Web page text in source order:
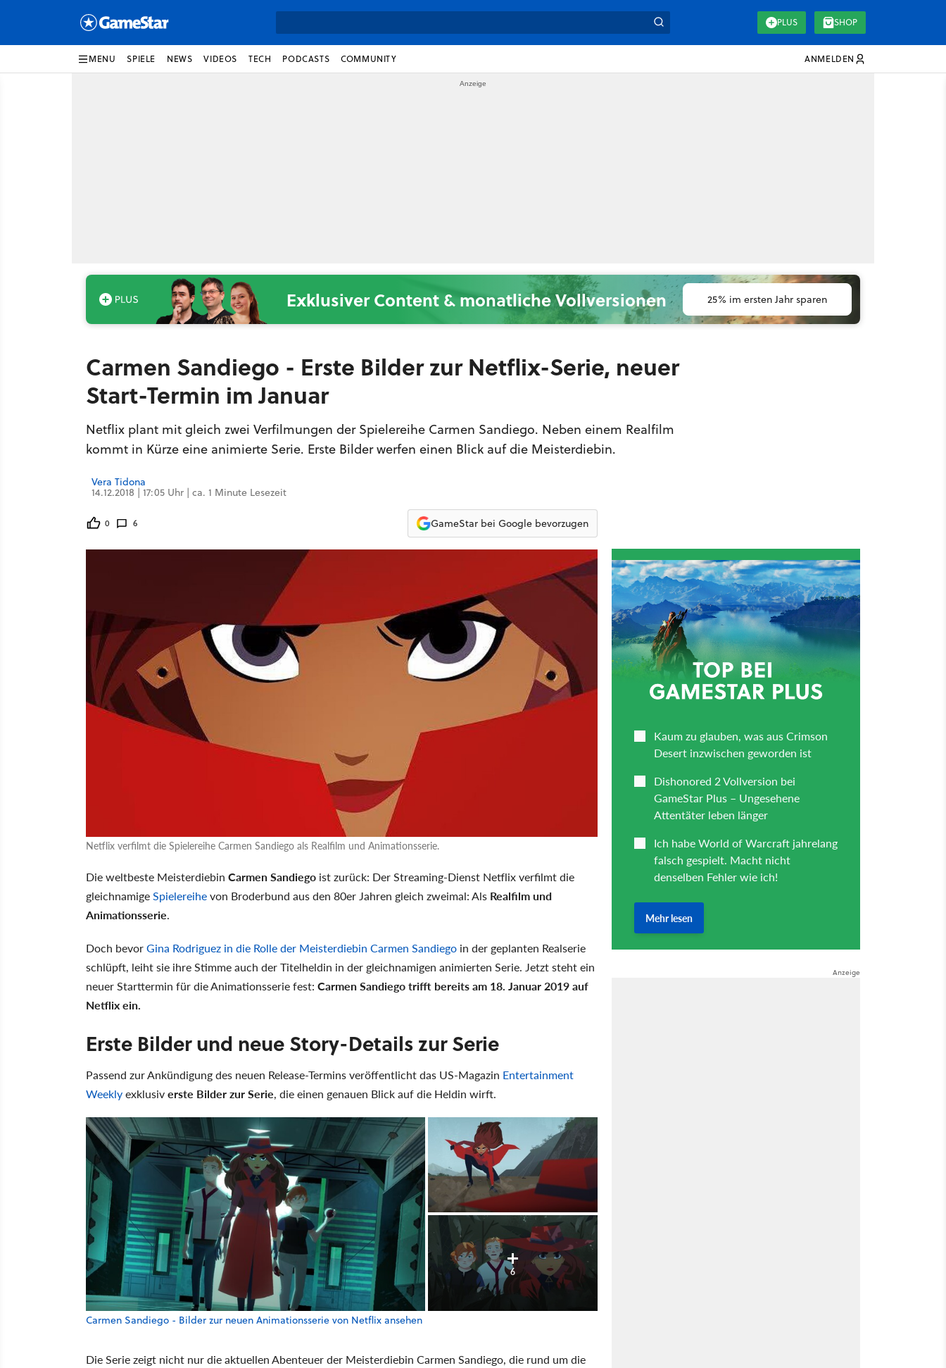
PLUS SHOP
MENU SPIELE NEWS VIDEOS TECH PODCASTS COMMUNITY ANMELDEN
Exklusiver Content & monatliche Vollversionen 25% im ersten Jahr sparen
Carmen Sandiego - Erste Bilder zur Netflix-Serie, neuer
Start-Termin im Januar
Netflix plant mit gleich zwei Verfilmungen der Spielereihe Carmen Sandiego. Neben einem Realfilm
kommt in Kürze eine animierte Serie. Erste Bilder werfen einen Blick auf die Meisterdiebin.
Vera Tidona
14.12.2018 | 17:05 Uhr | ca. 1 Minute Lesezeit
0 6 GameStar bei Google bevorzugen
Netflix verfilmt die Spielereihe Carmen Sandiego als Realfilm und Animationsserie.
Die weltbeste Meisterdiebin Carmen Sandiego ist zurück: Der Streaming-Dienst Netflix verfilmt die
gleichnamigeSpielereihevon Broderbund aus den 80er Jahren gleich zweimal: Als Realfilm und
Animationsserie.
Doch bevorGina Rodriguez in die Rolle der Meisterdiebin Carmen Sandiego in der geplanten Realserie
schlüpft, leiht sie ihre Stimme auch der Titelheldin in der gleichnamigen animierten Serie. Jetzt steht ein
neuer Starttermin für die Animationsserie fest: Carmen Sandiego trifft bereits am 18. Januar 2019 auf
Netflix ein.
Erste Bilder und neue Story-Details zur Serie
Passend zur Ankündigung des neuen Release-Termins veröffentlicht das US-Magazin Entertainment
Weeklyexklusiverste Bilder zur Serie, die einen genauen Blick auf die Heldin wirft.
6
Carmen Sandiego - Bilder zur neuen Animationsserie von Netflix ansehen
Die Serie zeigt nicht nur die aktuellen Abenteuer der Meisterdiebin Carmen Sandiego, die rund um die